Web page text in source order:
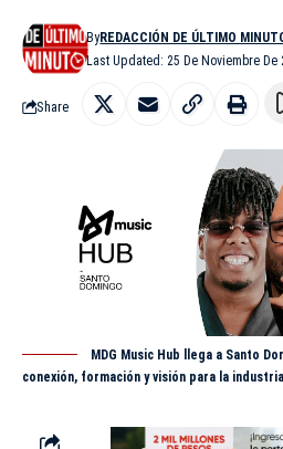
Last Updated: 25 De Noviembre De
ByREDACCIÓN DE ÚLTIMO
Share
MDG Music Hub llega a Santo
conexión, formación y visión para la